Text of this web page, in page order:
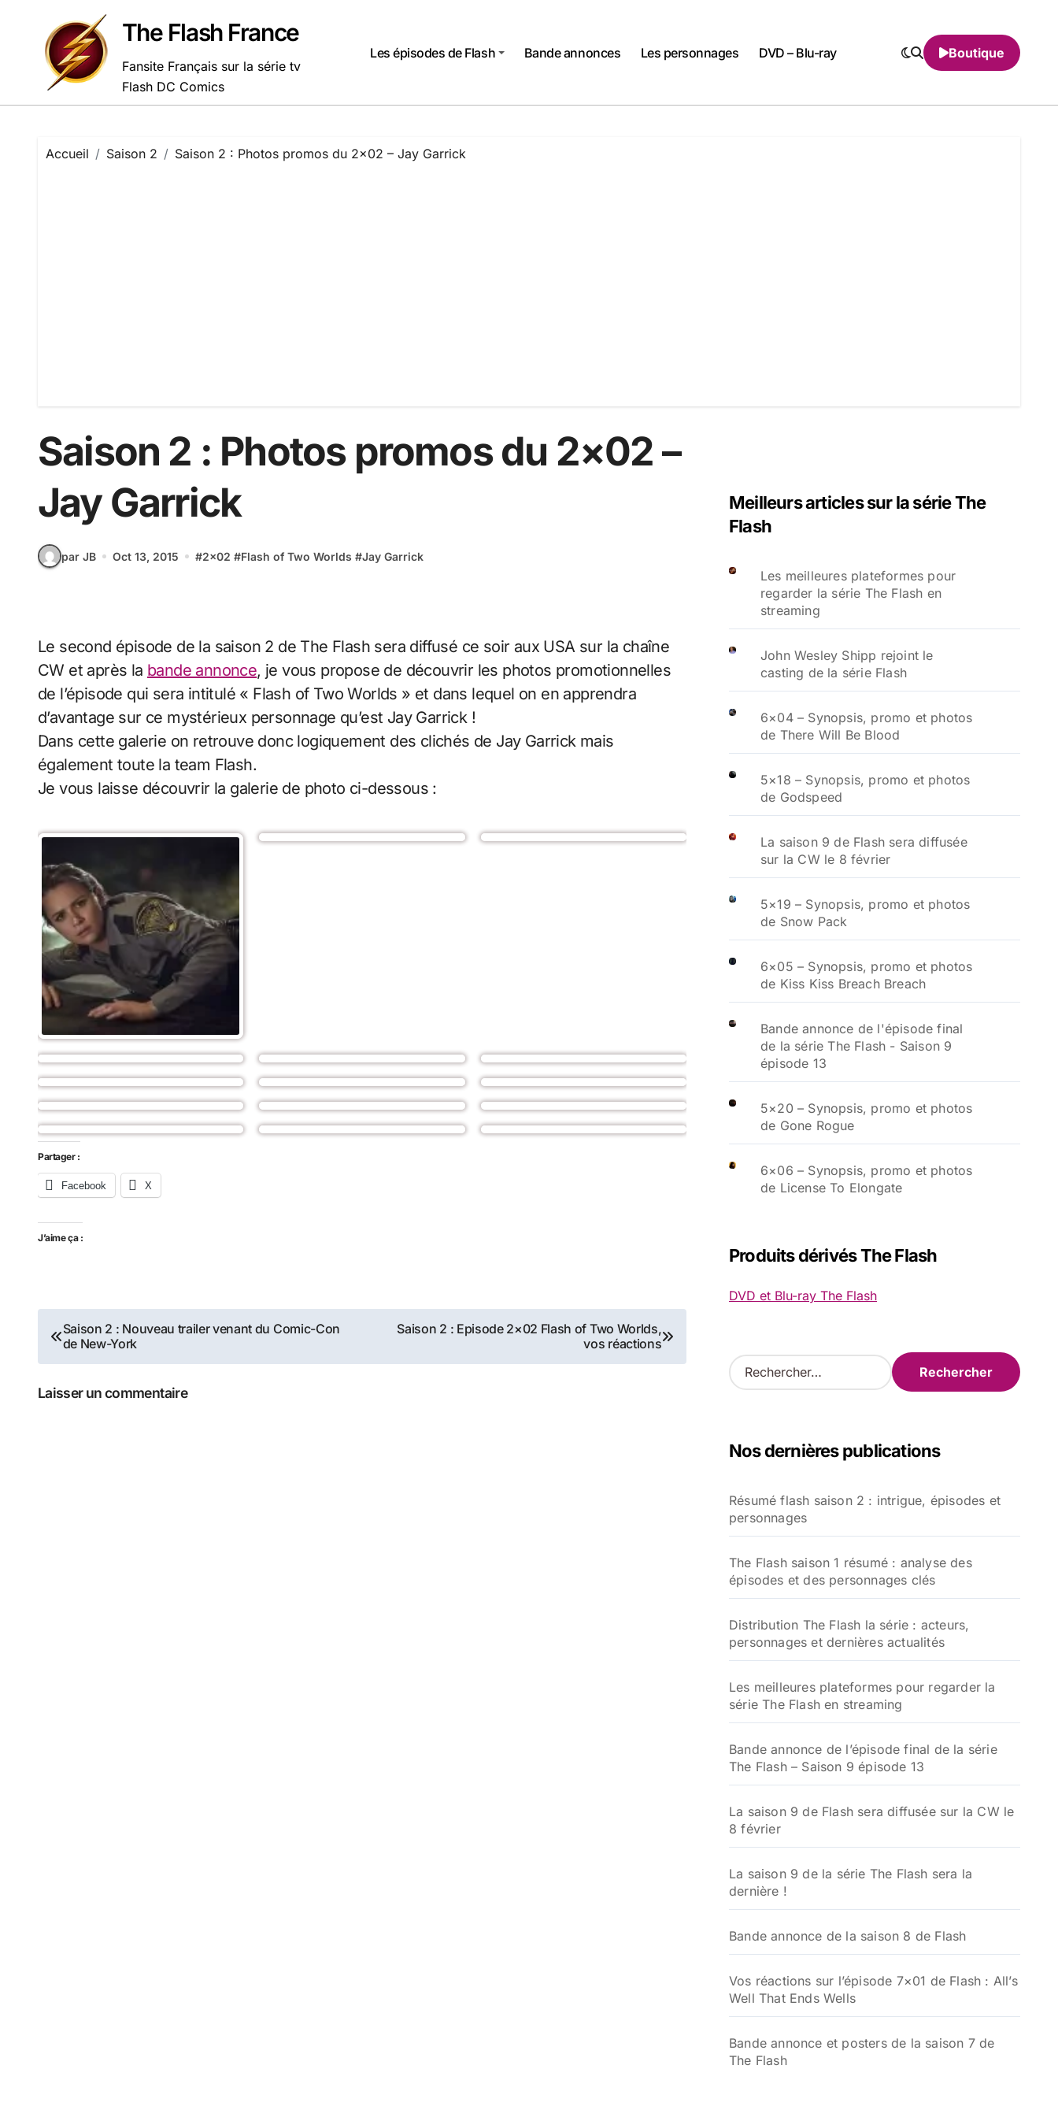
contenu
The Flash France
Fansite Français sur la série tv
Flash DC Comics
Les épisodes de Flash Bande annonces Les personnages DVD – Blu-ray Boutique
Accueil Saison 2 Saison 2 : Photos promos du 2×02 – Jay Garrick
Saison 2 : Photos promos du 2×02 –
Jay Garrick
par JB Oct 13, 2015 #2x02 #Flash of Two Worlds #Jay Garrick
Le second épisode de la saison 2 de The Flash sera diffusé ce soir aux USA sur la chaîne
CW et après la bande annonce, je vous propose de découvrir les photos promotionnelles
de l’épisode qui sera intitulé « Flash of Two Worlds » et dans lequel on en apprendra
d’avantage sur ce mystérieux personnage qu’est Jay Garrick !
Dans cette galerie on retrouve donc logiquement des clichés de Jay Garrick mais
également toute la team Flash.
Je vous laisse découvrir la galerie de photo ci-dessous :
Partager :
Facebook X
J’aime ça :
Navigation
de
l’article
Saison 2 : Nouveau trailer venant du Comic-Con
de New-York
Saison 2 : Episode 2×02 Flash of Two Worlds,
vos réactions
Laisser un commentaire
Meilleurs articles sur la série The
Flash
Les meilleures plateformes pour
regarder la série The Flash en
streaming
John Wesley Shipp rejoint le
casting de la série Flash
6×04 – Synopsis, promo et photos
de There Will Be Blood
5×18 – Synopsis, promo et photos
de Godspeed
La saison 9 de Flash sera diffusée
sur la CW le 8 février
5×19 – Synopsis, promo et photos
de Snow Pack
6×05 – Synopsis, promo et photos
de Kiss Kiss Breach Breach
Bande annonce de l'épisode final
de la série The Flash - Saison 9
épisode 13
5×20 – Synopsis, promo et photos
de Gone Rogue
6×06 – Synopsis, promo et photos
de License To Elongate
Produits dérivés The Flash
DVD et Blu-ray The Flash
R
e
r
e
r
Nos dernières publications
Résumé flash saison 2 : intrigue, épisodes et
personnages
The Flash saison 1 résumé : analyse des
épisodes et des personnages clés
Distribution The Flash la série : acteurs,
personnages et dernières actualités
Les meilleures plateformes pour regarder la
série The Flash en streaming
Bande annonce de l’épisode final de la série
The Flash – Saison 9 épisode 13
La saison 9 de Flash sera diffusée sur la CW le
8 février
La saison 9 de la série The Flash sera la
dernière !
Bande annonce de la saison 8 de Flash
Vos réactions sur l’épisode 7×01 de Flash : All’s
Well That Ends Wells
Bande annonce et posters de la saison 7 de
The Flash